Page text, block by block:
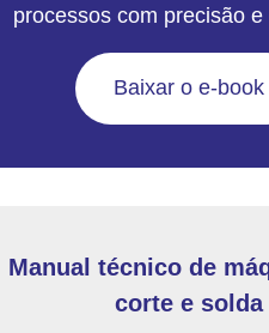
processos com precisão e
Baixar o e-book
Manual técnico de
corte e solda